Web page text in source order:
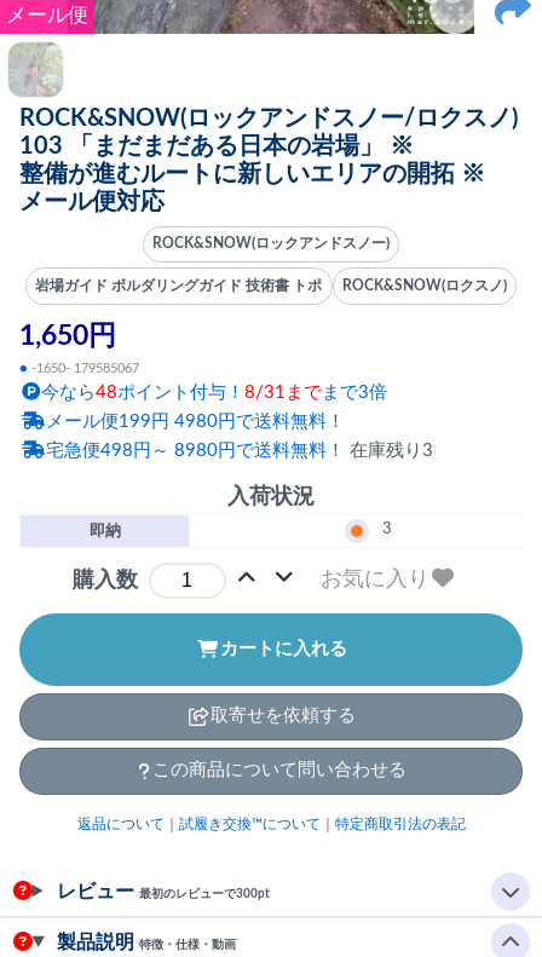
メール便
ROCK&SNOW(ロックアンドスノー/ロクスノ)
103 「まだまだある日本の岩場」 ※
整備が進むルートに新しいエリアの開拓 ※
メール便対応
ROCK&SNOW(ロックアンドスノー)
岩場ガイド ボルダリングガイド 技術書 トポ ROCK&SNOW(ロクスノ)
1,650円
● -1650- 179585067
今なら48ポイント付与！ 8/31まで まで3倍
メール便199円 4980円で送料無料！
宅急便498円～ 8980円で送料無料！ 在庫残り3
入荷状況
即納 3
購入数 お気に入り
カートに入れる
取寄せを依頼する
この商品について問い合わせる
返品について 試履き交換™について 特定商取引法の表記
レビュー 最初のレビューで300pt
製品説明 特徴・仕様・動画